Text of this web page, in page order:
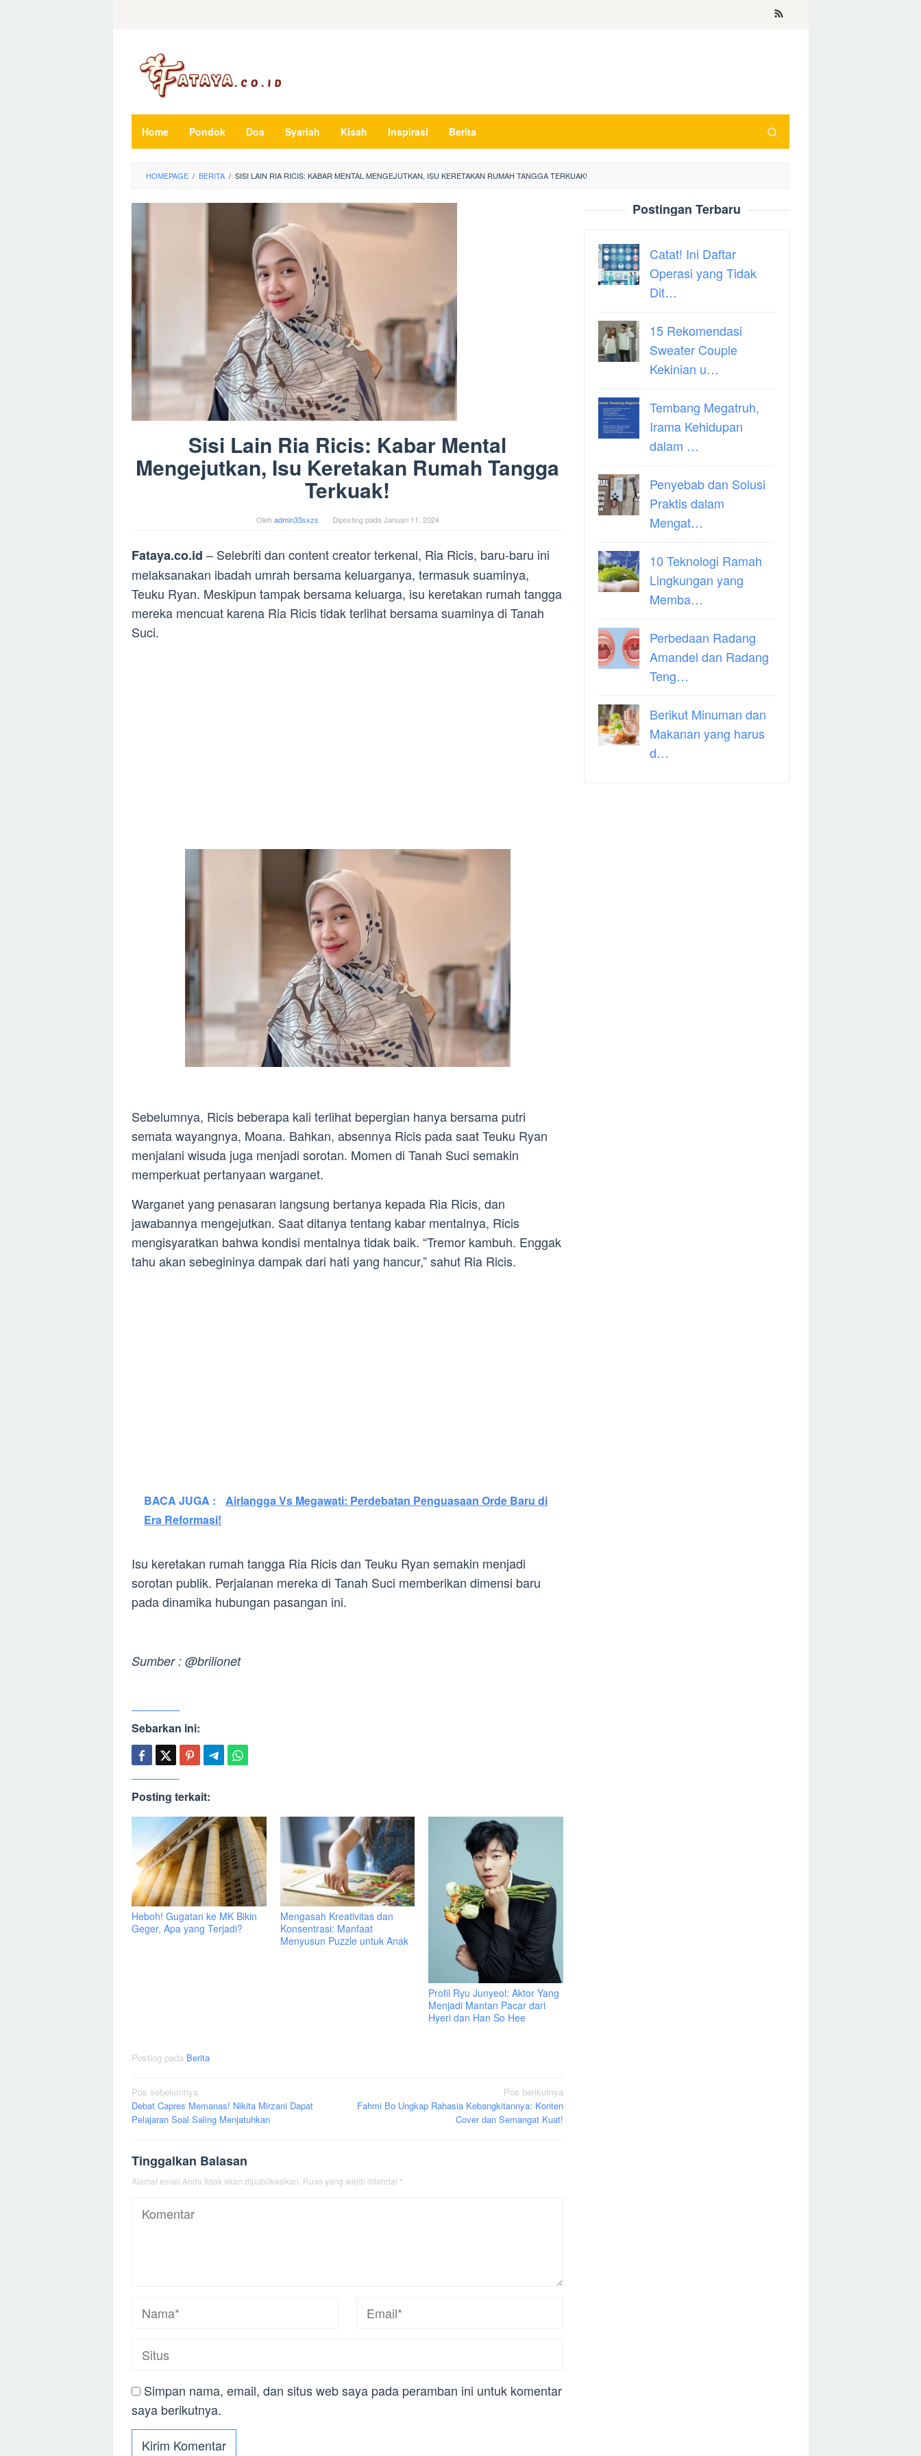
Home Pondok Doa Syariah Kisah Inspirasi Berita
HOMEPAGE / BERITA / SISI LAIN RIA RICIS: KABAR MENTAL MENGEJUTKAN, ISU KERETAKAN RUMAH TANGGA TERKUAK!
Sisi Lain Ria Ricis: Kabar Mental
Mengejutkan, Isu Keretakan Rumah Tangga
Terkuak!
Olehadmin33sxzs Diposting pada Januari 11, 2024
Fataya.co.id – Selebriti dan content creator terkenal, Ria Ricis, baru-baru ini
melaksanakan ibadah umrah bersama keluarganya, termasuk suaminya,
Teuku Ryan. Meskipun tampak bersama keluarga, isu keretakan rumah tangga
mereka mencuat karena Ria Ricis tidak terlihat bersama suaminya di Tanah
Suci.
Sebelumnya, Ricis beberapa kali terlihat bepergian hanya bersama putri
semata wayangnya, Moana. Bahkan, absennya Ricis pada saat Teuku Ryan
menjalani wisuda juga menjadi sorotan. Momen di Tanah Suci semakin
memperkuat pertanyaan warganet.
Warganet yang penasaran langsung bertanya kepada Ria Ricis, dan
jawabannya mengejutkan. Saat ditanya tentang kabar mentalnya, Ricis
mengisyaratkan bahwa kondisi mentalnya tidak baik. “Tremor kambuh. Enggak
tahu akan sebegininya dampak dari hati yang hancur,” sahut Ria Ricis.
BACA JUGA :
Airlangga Vs Megawati: Perdebatan Penguasaan Orde Baru di
Era Reformasi!
Isu keretakan rumah tangga Ria Ricis dan Teuku Ryan semakin menjadi
sorotan publik. Perjalanan mereka di Tanah Suci memberikan dimensi baru
pada dinamika hubungan pasangan ini.
Sumber : @brilionet
Sebarkan ini:
Posting terkait:
Heboh! Gugatan ke MK Bikin
Geger, Apa yang Terjadi?
Mengasah Kreativitas dan
Konsentrasi: Manfaat
Menyusun Puzzle untuk Anak
Profil Ryu Junyeol: Aktor Yang
Menjadi Mantan Pacar dari
Hyeri dan Han So Hee
Posting pada Berita
Navigasi
pos
Pos sebelumnya
Debat Capres Memanas! Nikita Mirzani Dapat
Pelajaran Soal Saling Menjatuhkan
Pos berikutnya
Fahmi Bo Ungkap Rahasia Kebangkitannya: Konten
Cover dan Semangat Kuat!
Tinggalkan Balasan
Alamat email Anda tidak akan dipublikasikan. Ruas yang wajib ditandai *
Simpan nama, email, dan situs web saya pada peramban ini untuk komentar
saya berikutnya.
Postingan Terbaru
Catat! Ini Daftar
Operasi yang Tidak
Dit…
15 Rekomendasi
Sweater Couple
Kekinian u…
Tembang Megatruh,
Irama Kehidupan
dalam …
Penyebab dan Solusi
Praktis dalam
Mengat…
10 Teknologi Ramah
Lingkungan yang
Memba…
Perbedaan Radang
Amandel dan Radang
Teng…
Berikut Minuman dan
Makanan yang harus
d…